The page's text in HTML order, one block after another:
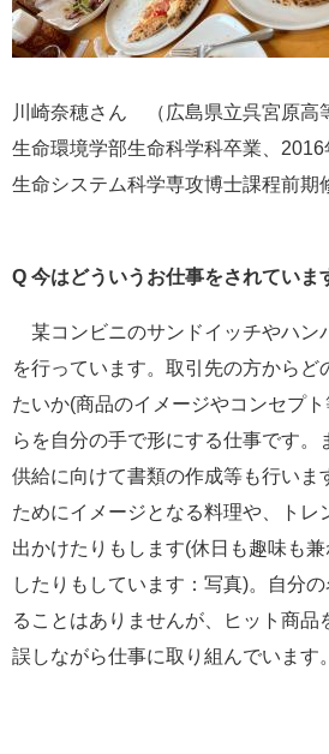
川崎奈穂さん （広島県立呉宮原
生命環境学部生命科学科卒業、
生命システム科学専攻博士課程前期
​Q 今はどういうお仕事をされていま
某コンビニのサンドイッチやハン
を行っています。取引先の方からど
たいか(商品のイメージやコンセプ
らを自分の手で形にする仕事です。
供給に向けて書類の作成等も行いま
ためにイメージとなる料理や、トレ
出かけたりもします(休日も趣味も
したりもしています：写真)。自分
ることはありませんが、ヒット商品
誤しながら仕事に取り組んでいます。